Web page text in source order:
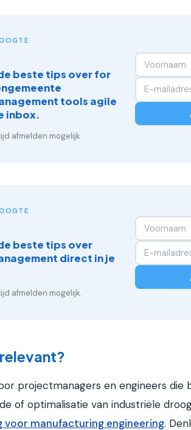
beste tips over for
tools agile
inbox.
afmelden mogelijk.
beste tips over
direct in je
afmelden mogelijk.
projectmanagers en engineers die
of optimalisatie van industriële
voor manufacturing engineering.